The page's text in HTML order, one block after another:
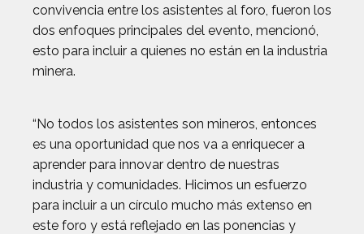
convivencia entre los asistentes al foro, fueron los
dos enfoques principales del evento, mencionó,
esto para incluir a quienes no están en la industria
minera.
“No todos los asistentes son mineros, entonces
es una oportunidad que nos va a enriquecer a
aprender para innovar dentro de nuestras
industria y comunidades. Hicimos un esfuerzo
para incluir a un círculo mucho más extenso en
este foro y está reflejado en las ponencias y